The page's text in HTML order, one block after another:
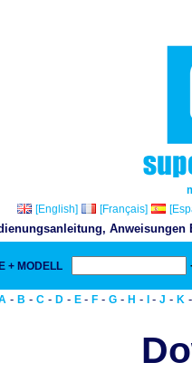
[English]
[Français]
+ MODELL
- B - C - D - E - F - G - H - - J - K